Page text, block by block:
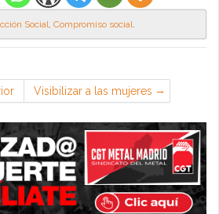
Social, Compromiso social.
Visibilizar a las mujeres